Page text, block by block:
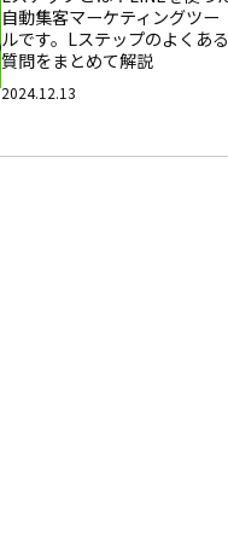
自動集客マーケティングツー
ルです。Lステップのよくある
質問をまとめて解説
2024.12.13